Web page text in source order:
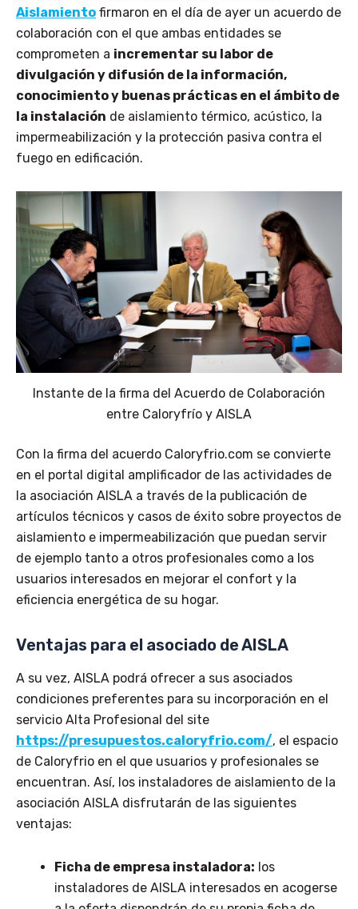
Aislamiento firmaron en el día de ayer un acuerdo de
colaboración con el que ambas entidades se
comprometen a incrementar su labor de
divulgación y difusión de la información,
conocimiento y buenas prácticas en el ámbito de
la instalación de aislamiento térmico, acústico, la
impermeabilización y la protección pasiva contra el
fuego en edificación.
Instante de la firma del Acuerdo de Colaboración
entre Caloryfrío y AISLA
Con la firma del acuerdo Caloryfrio.com se convierte
en el portal digital amplificador de las actividades de
la asociación AISLA a través de la publicación de
artículos técnicos y casos de éxito sobre proyectos de
aislamiento e impermeabilización que puedan servir
de ejemplo tanto a otros profesionales como a los
usuarios interesados en mejorar el confort y la
eficiencia energética de su hogar.
Ventajas para el asociado de AISLA
A su vez, AISLA podrá ofrecer a sus asociados
condiciones preferentes para su incorporación en el
servicio Alta Profesional del site
https://presupuestos.caloryfrio.com/, el espacio
de Caloryfrio en el que usuarios y profesionales se
encuentran. Así, los instaladores de aislamiento de la
asociación AISLA disfrutarán de las siguientes
ventajas:
Ficha de empresa instaladora: los
instaladores de AISLA interesados en acogerse